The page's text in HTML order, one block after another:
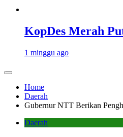
KopDes Merah
1 minggu ago
Home
Daerah
Gubernur NTT Berikan
Daerah